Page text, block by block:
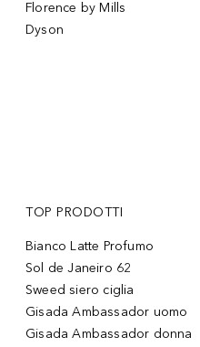
Florence by Mills
Dyson
TOP PRODOTTI
Bianco Latte Profumo
Sol de Janeiro 62
Sweed siero ciglia
Gisada Ambassador uomo
Gisada Ambassador donna